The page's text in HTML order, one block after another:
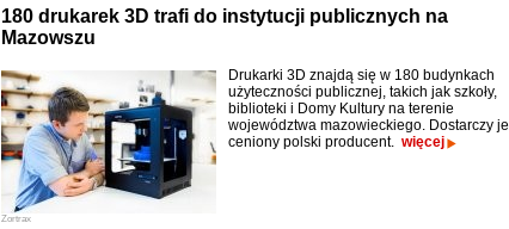
180 drukarek 3D trafi do instytucji publicznych na
Mazowszu
Zortrax
Drukarki 3D znajdą się w 180 budynkach
użyteczności publicznej, takich jak szkoły,
biblioteki i Domy Kultury na terenie
województwa mazowieckiego. Dostarczy je
ceniony polski producent. więcej